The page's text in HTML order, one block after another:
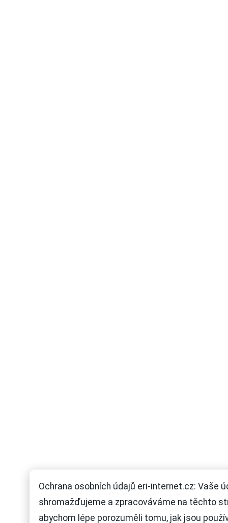
Ochrana osobních údajů eri-internet.cz: Vaše
shromažďujeme a zpracováváme na těchto
abychom lépe porozuměli tomu, jak jsou